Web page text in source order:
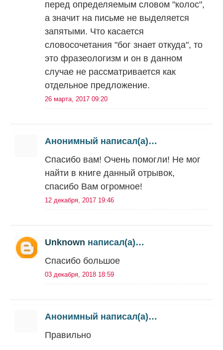
перед определяемым словом "колос",
а значит на письме не выделяется
запятыми. Что касается
словосочетания "бог знает откуда", то
это фразеологизм и он в данном
случае не рассматривается как
отдельное предложение.
26 марта, 2017 09:20
Анонимный написал(а)…
Спасибо вам! Очень помогли! Не мог
найти в книге данный отрывок,
спасибо Вам огромное!
12 декабря, 2017 19:46
Unknown написал(а)…
Спасибо большое
03 декабря, 2018 18:59
Анонимный написал(а)…
Правильно